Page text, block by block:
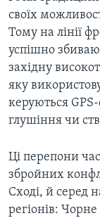
своїх
Тому на лінії
успішно
західну
яку
керуються
глушіння чи
Ці перепони
збройних
Сході, й серед
регіонів: